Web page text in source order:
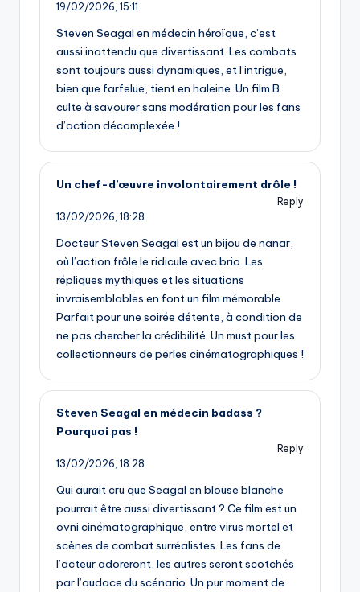
19/02/2026, 15:11
Steven Seagal en médecin héroïque, c’est
aussi inattendu que divertissant. Les combats
sont toujours aussi dynamiques, et l’intrigue,
bien que farfelue, tient en haleine. Un film B
culte à savourer sans modération pour les fans
d’action décomplexée !
Un chef-d’œuvre involontairement drôle !
Reply
13/02/2026, 18:28
Docteur Steven Seagal est un bijou de nanar,
où l’action frôle le ridicule avec brio. Les
répliques mythiques et les situations
invraisemblables en font un film mémorable.
Parfait pour une soirée détente, à condition de
ne pas chercher la crédibilité. Un must pour les
collectionneurs de perles cinématographiques !
Steven Seagal en médecin badass ?
Pourquoi pas !
Reply
13/02/2026, 18:28
Qui aurait cru que Seagal en blouse blanche
pourrait être aussi divertissant ? Ce film est un
ovni cinématographique, entre virus mortel et
scènes de combat surréalistes. Les fans de
l’acteur adoreront, les autres seront scotchés
par l’audace du scénario. Un pur moment de